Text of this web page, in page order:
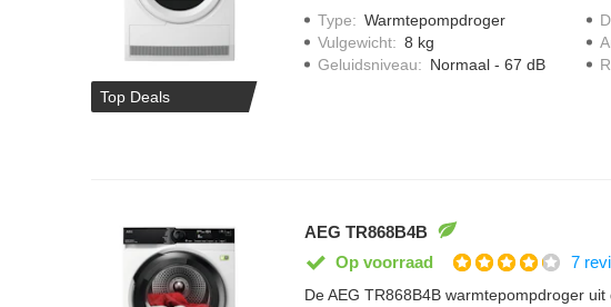
Top Deals
kleding gedroogd op lage temperatuur,
MixDry-programma maakt sorteren
samen, met een gelijkmatig resultaat.
Type: Warmtepompdroger
Vulgewicht: 8 kg
Geluidsniveau: Normaal - 67 dB
AEG TR868B4B
Op voorraad
7
De AEG TR868B4B warmtepompdroger